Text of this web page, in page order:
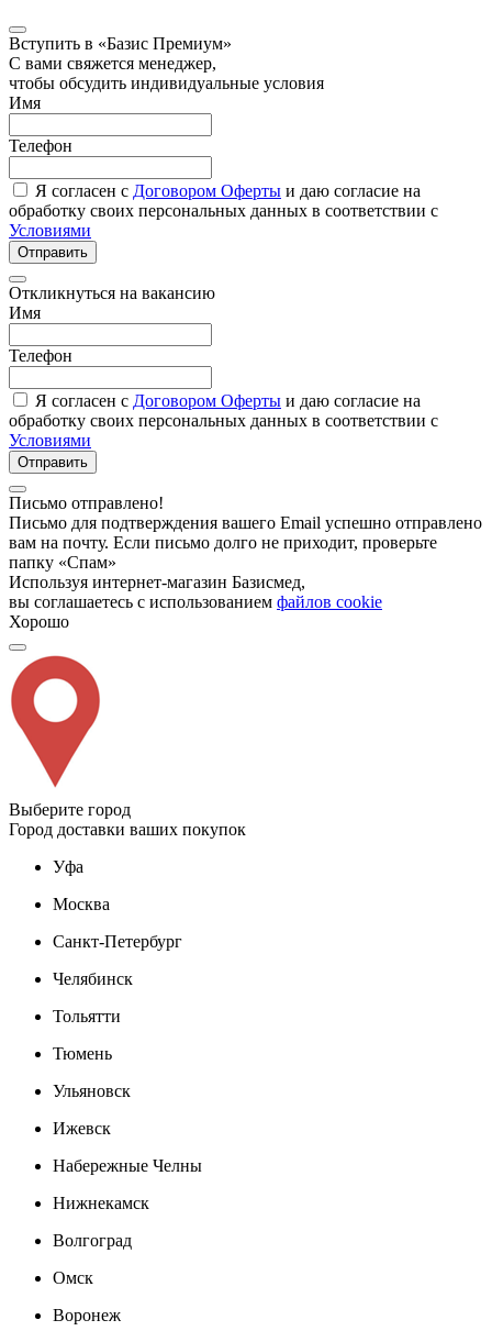
Вступить в «Базис Премиум»
С вами свяжется менеджер,
чтобы обсудить индивидуальные условия
Имя
Телефон
Я согласен с Договором Оферты и даю согласие на
обработку своих персональных данных в соответствии с
Условиями
Отправить
Откликнуться на вакансию
Имя
Телефон
Я согласен с Договором Оферты и даю согласие на
обработку своих персональных данных в соответствии с
Условиями
Отправить
Письмо отправлено!
Письмо для подтверждения вашего Email успешно отправлено
вам на почту. Если письмо долго не приходит, проверьте
папку «Спам»
Используя интернет-магазин Базисмед,
вы соглашаетесь с использованием файлов cookie
Хорошо
Выберите город
Город доставки ваших покупок
Уфа
Москва
Санкт-Петербург
Челябинск
Тольятти
Тюмень
Ульяновск
Ижевск
Набережные Челны
Нижнекамск
Волгоград
Омск
Воронеж